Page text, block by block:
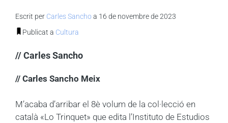
Escrit per Carles Sancho a 16 de novembre de 2023
Publicat a Cultura
// Carles Sancho
// Carles Sancho Meix
M’acaba d’arribar el 8è volum de la col·lecció en
català «Lo Trinquet» que edita l’Instituto de Estudios